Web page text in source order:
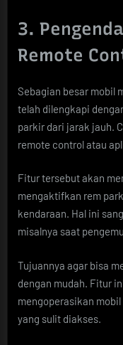
3.
Remote
Sebagian besar mobil
telah dilengkapi
parkir dari jarak jauh.
remote control atau
Fitur tersebut akan
mengaktifkan rem
kendaraan. Hal ini
misalnya saat
Tujuannya agar bisa
dengan mudah. Fitur
mengoperasikan
yang sulit diakses.